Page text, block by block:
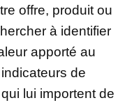
offre, produit ou
à identifier
apporté au
de
lui importent de